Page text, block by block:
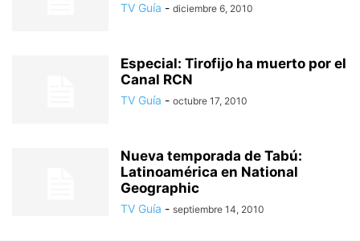
TV Guía - diciembre 6, 2010
Especial: Tirofijo ha muerto por el
Canal RCN
TV Guía - octubre 17, 2010
Nueva temporada de Tabú:
Latinoamérica en National
Geographic
TV Guía - septiembre 14, 2010